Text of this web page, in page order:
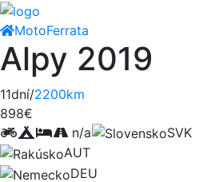
MotoFerrata
Alpy 2019
11dní/2200km
898€
n/a
SVK
AUT
DEU